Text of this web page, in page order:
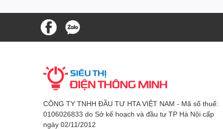
CÔNG TY TNHH ĐẦU TƯ HTA VIỆT NAM - Mã số thuế:
0106026833 do Sở kế hoạch và đầu tư TP Hà Nội cấp
ngày 02/11/2012